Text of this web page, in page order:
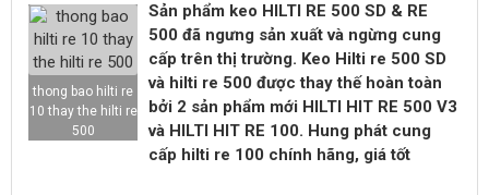
thong bao hilti re
10 thay the hilti re
500
Sản phẩm keo HILTI RE 500 SD & RE
500 đã ngưng sản xuất và ngừng cung
cấp trên thị trường. Keo Hilti re 500 SD
và hilti re 500 được thay thế hoàn toàn
bởi 2 sản phẩm mới HILTI HIT RE 500 V3
và HILTI HIT RE 100. Hung phát cung
cấp hilti re 100 chính hãng, giá tốt